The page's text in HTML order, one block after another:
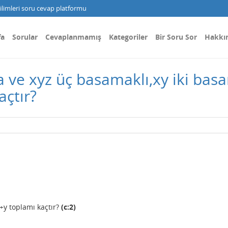
soru cevap platformu
Sorular Cevaplanmamış Kategoriler Bir Soru Sor
xyz üç basamaklı,xy iki
toplamı kaçtır? (c:2)